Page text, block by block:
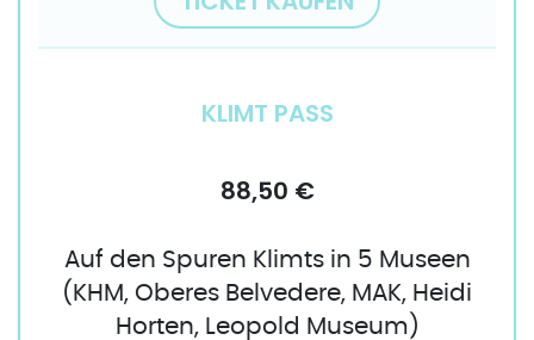
KLIMT PASS
88,50 €
Auf den Spuren Klimts in 5 Museen
(KHM, Oberes Belvedere, MAK, Heidi
Horten, Leopold Museum)